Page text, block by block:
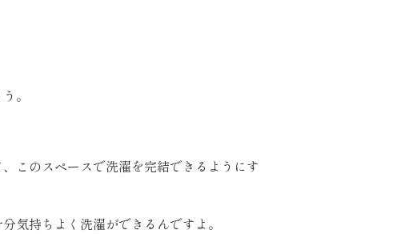
。
このスペースで洗濯を完結できるようにす
気持ちよく洗濯ができるんですよ。